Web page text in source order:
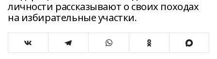
личности рассказывают о своих походах
на избирательные участки.